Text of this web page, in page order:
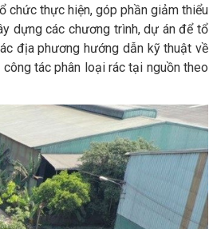
chức thực hiện, góp phần giảm thiểu
dựng các chương trình, dự án để tổ
địa phương hướng dẫn kỹ thuật về
tác phân loại rác tại nguồn theo